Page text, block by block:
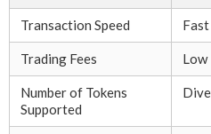
Transaction Speed Fast
Trading Fees Low
Number of Tokens
Supported